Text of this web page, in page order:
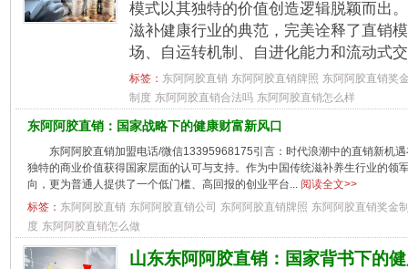
模式以其独特的价值创造逻辑脱颖而出
滋补健康行业的典范，完美诠释了直销
场、自运转机制、自进化能力和流动式
标签： 东阿阿胶直销 东阿阿胶直销牌照 东阿阿胶直销奖
制度 东阿阿胶直销合法吗 东阿阿胶直销怎么样
东阿阿胶直销：国家战略下的健康财富新风口
东阿阿胶直销加盟电话/微信13395968175引言：时代浪潮中的直销新机
独特的商业价值获得国家层面的认可与支持。作为中国传统滋补养生行业的领
向，更为普通人提供了一个低门槛、高回报的创业平台... 阅读全文>>
标签： 东阿阿胶直销 东阿阿胶直销公司 东阿阿胶直销牌照 东阿阿胶直销奖金
度 东阿阿胶直销怎么做
山东东阿阿胶直销：国家背书下的